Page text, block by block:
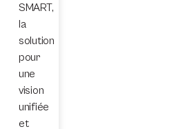
SMART,
la
solution
pour
une
vision
unifiée
et